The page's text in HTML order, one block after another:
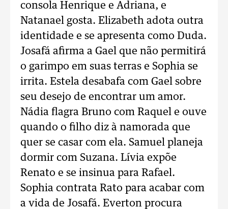
consola Henrique e Adriana, e
Natanael gosta. Elizabeth adota outra
identidade e se apresenta como Duda.
Josafá afirma a Gael que não permitirá
o garimpo em suas terras e Sophia se
irrita. Estela desabafa com Gael sobre
seu desejo de encontrar um amor.
Nádia flagra Bruno com Raquel e ouve
quando o filho diz à namorada que
quer se casar com ela. Samuel planeja
dormir com Suzana. Lívia expõe
Renato e se insinua para Rafael.
Sophia contrata Rato para acabar com
a vida de Josafá. Everton procura